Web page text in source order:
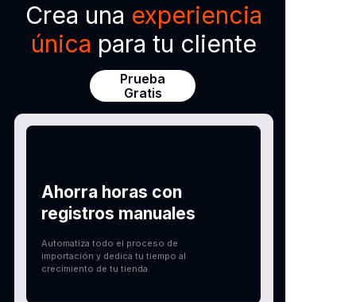
Crea una experiencia
única para tu cliente
Prueba
Gratis
Ahorra horas con
registros manuales
Automatiza todo el proceso de
importación y dedica tu tiempo al
crecimiento de tu tienda.